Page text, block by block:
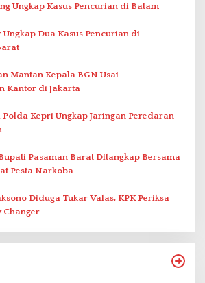
Ungkap Kasus Pencurian di Batam
Ungkap Dua Kasus Pencurian di
Mantan Kepala BGN Usai
Kantor di Jakarta
Kepri Ungkap Jaringan Peredaran
Pasaman Barat Ditangkap Bersama
Pesta Narkoba
Diduga Tukar Valas, KPK Periksa
Changer